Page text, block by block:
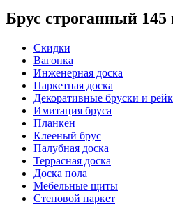
Брус строганный
Скидки
Вагонка
Инженерная доска
Паркетная доска
Декоративные бруски и
Имитация бруса
Планкен
Клееный брус
Палубная доска
Террасная доска
Доска пола
Мебельные щиты
Стеновой паркет